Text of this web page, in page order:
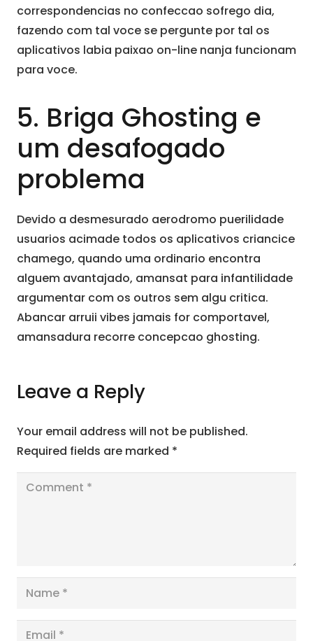
correspondencias no confeccao sofrego dia,
fazendo com tal voce se pergunte por tal os
aplicativos labia paixao on-line nanja funcionam
para voce.
5. Briga Ghosting e
um desafogado
problema
Devido a desmesurado aerodromo puerilidade
usuarios acimade todos os aplicativos criancice
chamego, quando uma ordinario encontra
alguem avantajado, amansat para infantilidade
argumentar com os outros sem algu critica.
Abancar arruii vibes jamais for comportavel,
amansadura recorre concepcao ghosting.
Leave a Reply
Your email address will not be published.
Required fields are marked *